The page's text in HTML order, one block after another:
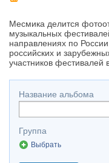
Месмика делится
музыкальных
направлениях по
российских и
участников фестивалей
Название альбома
Группа
Выбрать